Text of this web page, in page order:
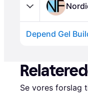
Depend Gel
Se vores forslag